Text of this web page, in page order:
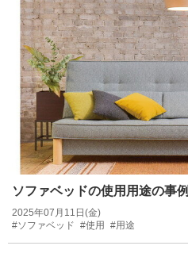
ソファベッドの使用用途の事例
2025年07月11日(金)
#ソファベッド #使用 #用途